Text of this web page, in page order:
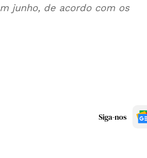
junho, de acordo com os
Siga-nos